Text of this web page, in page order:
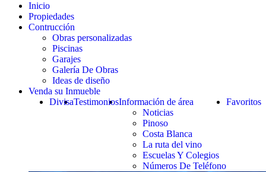
Inicio
Propiedades
Contrucción
Obras personalizadas
Piscinas
Garajes
Galería De Obras
Ideas de diseño
Venda su Inmueble
Favoritos
Información de área
Noticias
Pinoso
Costa Blanca
La ruta del vino
Escuelas Y Colegios
Números De Teléfono
Testimonios
Divisa